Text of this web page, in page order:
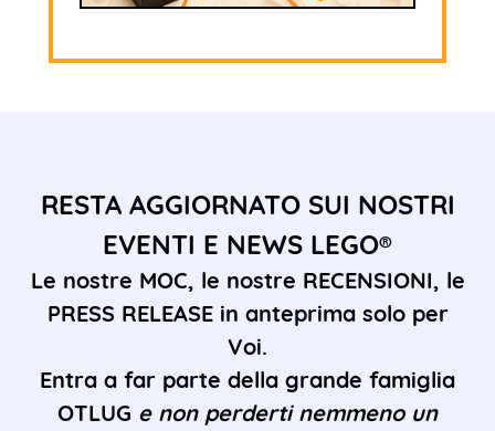
RESTA AGGIORNATO SUI NOSTRI
EVENTI E NEWS LEGO®
Le nostre MOC, le nostre RECENSIONI, le
PRESS RELEASE in anteprima solo per
Voi.
Entra a far parte della grande famiglia
OTLUG e non perderti nemmeno un